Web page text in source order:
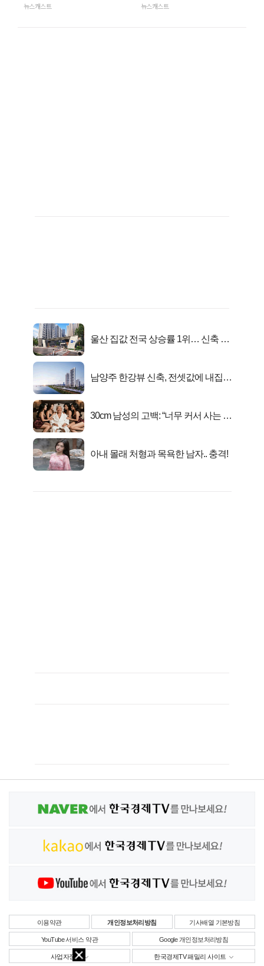
뉴스캐스트 뉴스캐스트
울산 집값 전국 상승률 1위… 신축 지
남양주 한강뷰 신축, 전셋값에 내집마
30cm 남성의 고백: “너무 커서 사는 게
아내 몰래 처형과 목욕한 남자.. 충격!